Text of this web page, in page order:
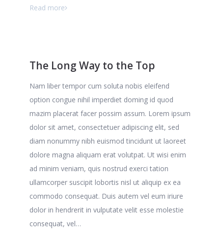
Read more
The Long Way to the Top
Nam liber tempor cum soluta nobis eleifend
option congue nihil imperdiet doming id quod
mazim placerat facer possim assum. Lorem ipsum
dolor sit amet, consectetuer adipiscing elit, sed
diam nonummy nibh euismod tincidunt ut laoreet
dolore magna aliquam erat volutpat. Ut wisi enim
ad minim veniam, quis nostrud exerci tation
ullamcorper suscipit lobortis nisl ut aliquip ex ea
commodo consequat. Duis autem vel eum iriure
dolor in hendrerit in vulputate velit esse molestie
consequat, vel…